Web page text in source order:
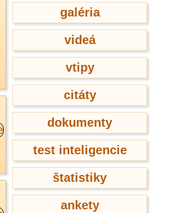
galéria
videá
vtipy
citáty
dokumenty
test inteligencie
štatistiky
ankety